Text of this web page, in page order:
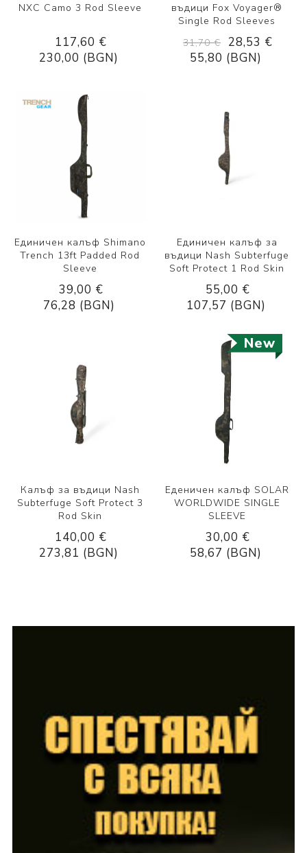
NXC Camo 3 Rod Sleeve
117,60 €
230,00 (BGN)
въдици Fox Voyager®
Single Rod Sleeves
31,70 €
28,53 €
55,80 (BGN)
Единичен калъф Shimano
Trench 13ft Padded Rod
Sleeve
39,00 €
76,28 (BGN)
Единичен калъф за
въдици Nash Subterfuge
Soft Protect 1 Rod Skin
55,00 €
107,57 (BGN)
Калъф за въдици Nash
Subterfuge Soft Protect 3
Rod Skin
140,00 €
273,81 (BGN)
New
Еденичен калъф SOLAR
WORLDWIDE SINGLE
SLEEVE
30,00 €
58,67 (BGN)